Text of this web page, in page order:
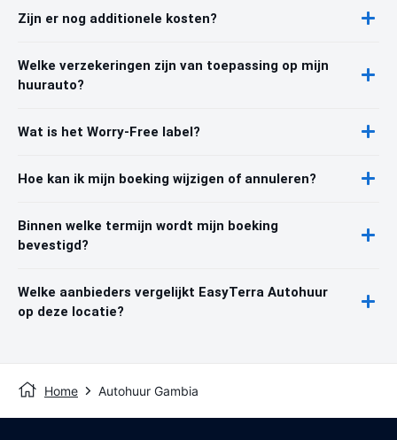
Zijn er nog additionele kosten?
Welke verzekeringen zijn van toepassing op mijn
huurauto?
Wat is het Worry-Free label?
Hoe kan ik mijn boeking wijzigen of annuleren?
Binnen welke termijn wordt mijn boeking
bevestigd?
Welke aanbieders vergelijkt EasyTerra Autohuur
op deze locatie?
Home Autohuur Gambia